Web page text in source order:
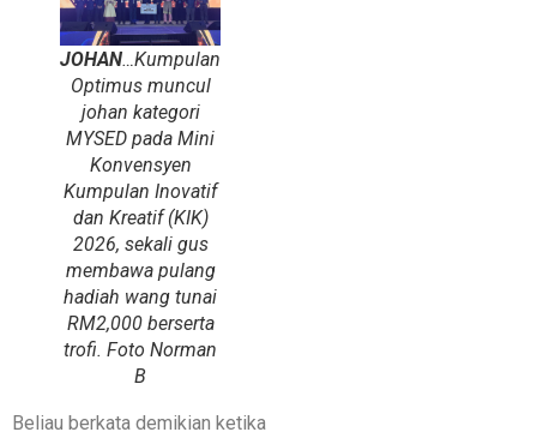
JOHAN…Kumpulan
Optimus muncul
johan kategori
MYSED pada Mini
Konvensyen
Kumpulan Inovatif
dan Kreatif (KIK)
2026, sekali gus
membawa pulang
hadiah wang tunai
RM2,000 berserta
trofi. Foto Norman
B
Beliau berkata demikian ketika